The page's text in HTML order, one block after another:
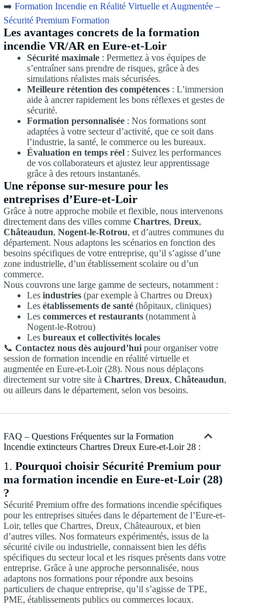
➡️ Formation Incendie en Réalité Virtuelle et Augmentée –
Sécurité Premium Formation
Les avantages concrets de la formation
incendie VR/AR en Eure-et-Loir
Sécurité maximale : Permettez à vos équipes de
s’entraîner sans prendre de risques, grâce à des
simulations réalistes mais sécurisées.
Meilleure rétention des compétences : L’immersion
aide à ancrer rapidement les bons réflexes et gestes de
sécurité.
Formation personnalisée : Nos formations sont
adaptées à votre secteur d’activité, que ce soit dans
l’industrie, la santé, le commerce ou les bureaux.
Évaluation en temps réel : Suivez les performances
de vos collaborateurs et ajustez leur apprentissage
grâce à des retours instantanés.
Une réponse sur-mesure pour les
entreprises d’Eure-et-Loir
Grâce à notre approche mobile et flexible, nous intervenons
directement dans des villes comme Chartres, Dreux,
Châteaudun, Nogent-le-Rotrou, et d’autres communes du
département. Nous adaptons les scénarios en fonction des
besoins spécifiques de votre entreprise, qu’il s’agisse d’une
zone industrielle, d’un établissement scolaire ou d’un
commerce.
Nous couvrons une large gamme de secteurs, notamment :
Les industries (par exemple à Chartres ou Dreux)
Les établissements de santé (hôpitaux, cliniques)
Les commerces et restaurants (notamment à
Nogent-le-Rotrou)
Les bureaux et collectivités locales
📞 Contactez nous dès aujourd’hui pour organiser votre
session de formation incendie en réalité virtuelle et
augmentée en Eure-et-Loir (28). Nous nous déplaçons
directement sur votre site à Chartres, Dreux, Châteaudun,
ou ailleurs dans le département, selon vos besoins.
FAQ – Questions Fréquentes sur la Formation
Incendie extincteurs Chartres Dreux Eure-et-Loir 28 :
1. Pourquoi choisir Sécurité Premium pour
ma formation incendie en Eure-et-Loir (28)
?
Sécurité Premium offre des formations incendie spécifiques
pour les entreprises situées dans le département de l’Eure-et-
Loir, telles que Chartres, Dreux, Châteauroux, et bien
d’autres villes. Nos formateurs expérimentés, issus de la
sécurité civile ou industrielle, connaissent bien les défis
spécifiques du secteur local et les risques présents dans votre
entreprise. Grâce à une approche personnalisée, nous
adaptons nos formations pour répondre aux besoins
particuliers de chaque entreprise, qu’il s’agisse de TPE,
PME, établissements publics ou commerces locaux.